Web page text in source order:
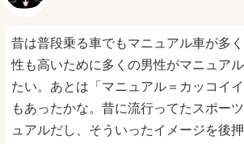
昔は普段乗る車でもマニュアル車が多
性も高いために多くの男性がマニュア
たい。あとは「マニュアル＝カッコイ
もあったかな。昔に流行ってたスポー
ュアルだし、そういったイメージを後